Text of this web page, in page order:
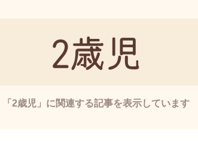
2歳児
「2歳児」に関連する記事を表示しています